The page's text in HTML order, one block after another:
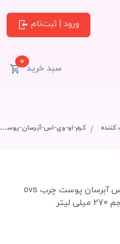
ورود | ثبت‌نام
سبد خرید0
کرم-او-وی-اس-آبرسان-پوست-چرب-ovs-کاسه-ای-مدل-lavender-حجم-270-میلی-لیتر
آبرسان و مرطوب کننده - کرم او وی اس آبرسان پوست چرب ovs